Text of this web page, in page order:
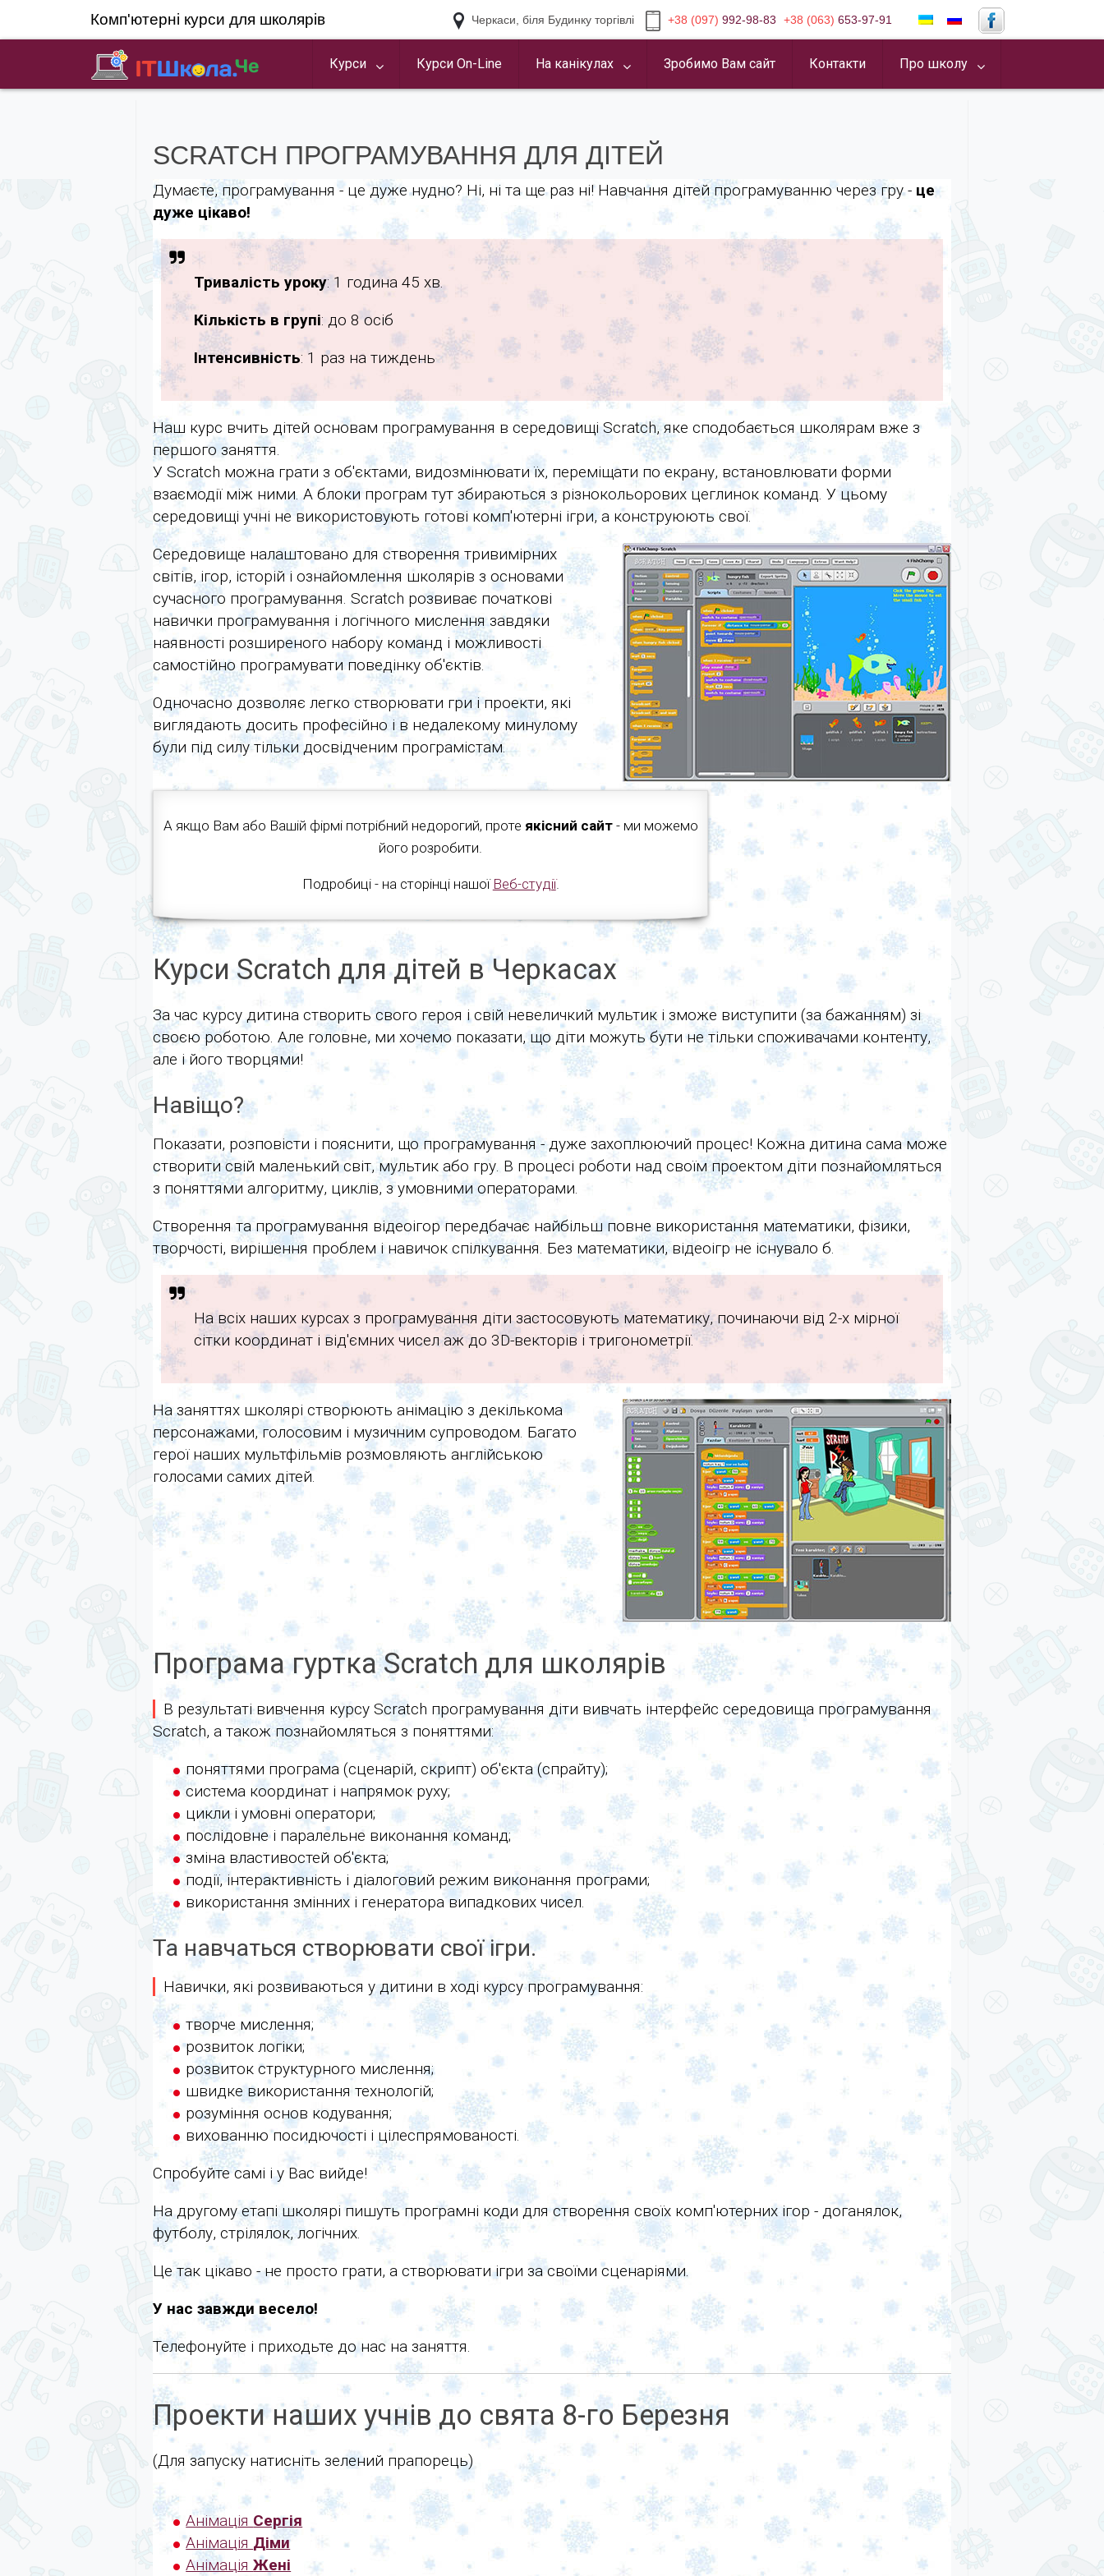
содержимому
Комп'ютерні курси для школярів Черкаси, біля Будинку торгівлі +38 (097) 992-98-83 +38 (063) 653-97-91
Курси Курси On-Line На канікулах Зробимо Вам сайт Контакти Про школу
we do your homework
SCRATCH ПРОГРАМУВАННЯ ДЛЯ ДІТЕЙ
Думаєте, програмування - це дуже нудно? Ні, ні та ще раз ні! Навчання дітей програмуванню через гру - це
дуже цікаво!
Тривалість уроку: 1 година 45 хв.
Кількість в групі: до 8 осіб
Інтенсивність: 1 раз на тиждень
Наш курс вчить дітей основам програмування в середовищі Scratch, яке сподобається школярам вже з
першого заняття.
У Scratch можна грати з об'єктами, видозмінювати їх, переміщати по екрану, встановлювати форми
взаємодії між ними. А блоки програм тут збираються з різнокольорових цеглинок команд. У цьому
середовищі учні не використовують готові комп'ютерні ігри, а конструюють свої.
Середовище налаштовано для створення тривимірних
світів, ігор, історій і ознайомлення школярів з основами
сучасного програмування. Scratch розвиває початкові
навички програмування і логічного мислення завдяки
наявності розширеного набору команд і можливості
самостійно програмувати поведінку об'єктів.
Одночасно дозволяє легко створювати гри і проекти, які
виглядають досить професійно і в недалекому минулому
були під силу тільки досвідченим програмістам.
А якщо Вам або Вашій фірмі потрібний недорогий, проте якісний сайт- ми можемо
його розробити.
Подробиці - на сторінці нашої Веб-студії.
Курси Scratch для дітей в Черкасах
За час курсу дитина створить свого героя і свій невеличкий мультик і зможе виступити (за бажанням) зі
своєю роботою. Але головне, ми хочемо показати, що діти можуть бути не тільки споживачами контенту,
але і його творцями!
Навіщо?
Показати, розповісти і пояснити, що програмування - дуже захоплюючий процес! Кожна дитина сама може
створити свій маленький світ, мультик або гру. В процесі роботи над своїм проектом діти познайомляться
з поняттями алгоритму, циклів, з умовними операторами.
Створення та програмування відеоігор передбачає найбільш повне використання математики, фізики,
творчості, вирішення проблем і навичок спілкування. Без математики, відеоігр не існувало б.
На всіх наших курсах з програмування діти застосовують математику, починаючи від 2-х мірної
сітки координат і від'ємних чисел аж до 3D-векторів і тригонометрії.
На заняттях школярі створюють анімацію з декількома
персонажами, голосовим і музичним супроводом. Багато
герої наших мультфільмів розмовляють англійською
голосами самих дітей.
Програма гуртка Scratch для школярів
В результаті вивчення курсу Scratch програмування діти вивчать інтерфейс середовища програмування
Scratch, а також познайомляться з поняттями:
поняттями програма (сценарій, скрипт) об'єкта (спрайту);
система координат і напрямок руху;
цикли і умовні оператори;
послідовне і паралельне виконання команд;
зміна властивостей об'єкта;
події, інтерактивність і діалоговий режим виконання програми;
використання змінних і генератора випадкових чисел.
Та навчаться створювати свої ігри.
Навички, які розвиваються у дитини в ході курсу програмування:
творче мислення;
розвиток логіки;
розвиток структурного мислення;
швидке використання технологій;
розуміння основ кодування;
вихованню посидючості і цілеспрямованості.
Спробуйте самі і у Вас вийде!
На другому етапі школярі пишуть програмні коди для створення своїх комп'ютерних ігор - доганялок,
футболу, стрілялок, логічних.
Це так цікаво - не просто грати, а створювати ігри за своїми сценаріями.
У нас завжди весело!
Телефонуйте і приходьте до нас на заняття.
Проекти наших учнів до свята 8-го Березня
(Для запуску натисніть зелений прапорець)
Анімація Сергія
Анімація Діми
АнімаціяЖені